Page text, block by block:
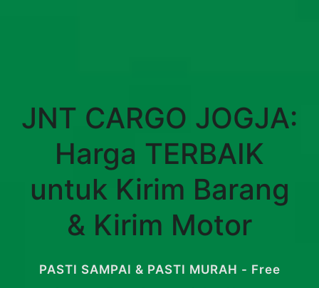
JNT CARGO JOGJA:
Harga TERBAIK
untuk Kirim Barang
& Kirim Motor
PASTI SAMPAI & PASTI MURAH - Free